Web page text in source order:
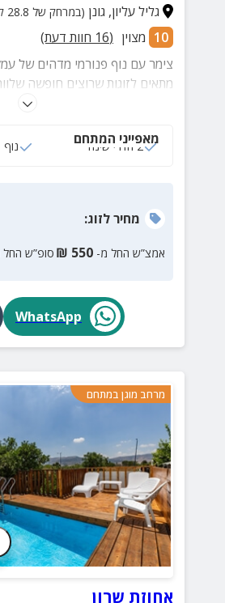
גליל עליון, גונן (במרחק של 28.8 ק"מ)
10 מצוין (
16 חוות דעת)
צימר עם נוף פנורמי מדהים של
מתאים לזוגות שרוצים חופשה
חדש ומצוחצח עם חדר שינה מפנק,
ולהתחבר מחדש זה לזו.
מאפייני המתחם
2 חדרי שינה נוף
מחירלזוג:
אמצ”ש החל מ- 550
₪ סופ”ש
WhatsApp
מרחב מוגן במתחם
אחוזת שרון